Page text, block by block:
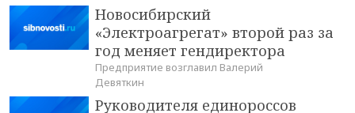
Новосибирский
«Электроагрегат» второй раз за
год меняет гендиректора
Предприятие возглавил Валерий
Девяткин
Руководителя единороссов